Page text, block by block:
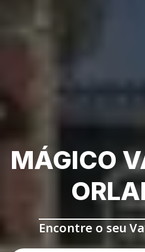
MÁGICO
Encontre o seu